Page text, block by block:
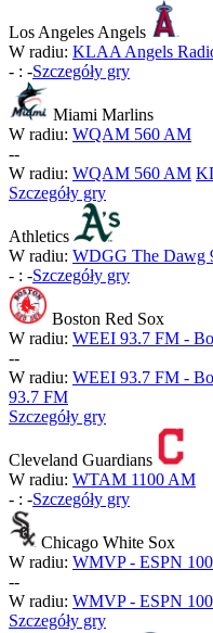
Los Angeles Angels
W radiu: KLAA Angels
- : -Szczegóły gry
Miami Marlins
W radiu: WQAM 560 AM
--
W radiu: WQAM 560 AM
Szczegóły gry
Athletics
W radiu: WDGG The Dawg
- : -Szczegóły gry
Boston Red Sox
W radiu: WEEI 93.7 FM -
--
W radiu: WEEI 93.7 FM -
93.7 FM
Szczegóły gry
Cleveland Guardians
W radiu: WTAM 1100 AM
- : -Szczegóły gry
Chicago White Sox
W radiu: WMVP - ESPN
--
W radiu: WMVP - ESPN
Szczegóły gry